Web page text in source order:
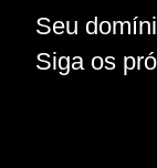
Seu
Siga os